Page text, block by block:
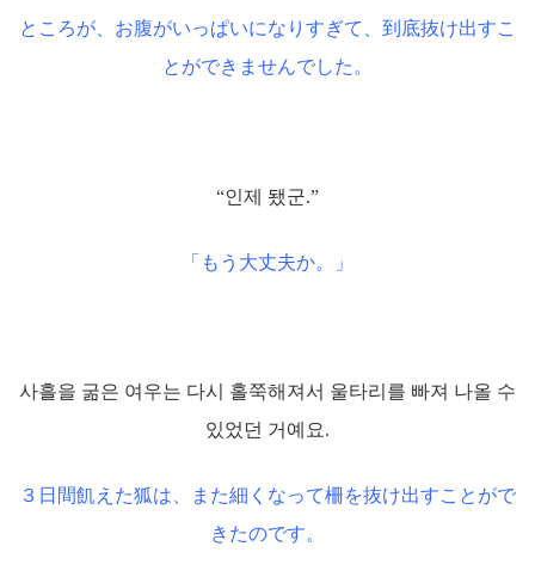
ところが、お腹がいっぱいになりすぎて、到底抜け出すこ
とができませんでした。
“인제 됐군.”
「もう大丈夫か。」
사흘을 굶은 여우는 다시 홀쭉해져서 울타리를 빠져 나올 수
있었던 거예요.
３日間飢えた狐は、また細くなって柵を抜け出すことがで
きたのです。